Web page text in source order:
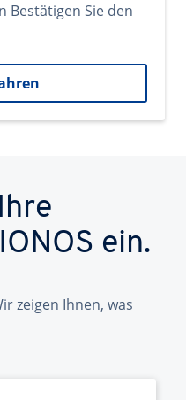
Bestätigen Sie den
ein.
zeigen Ihnen, was